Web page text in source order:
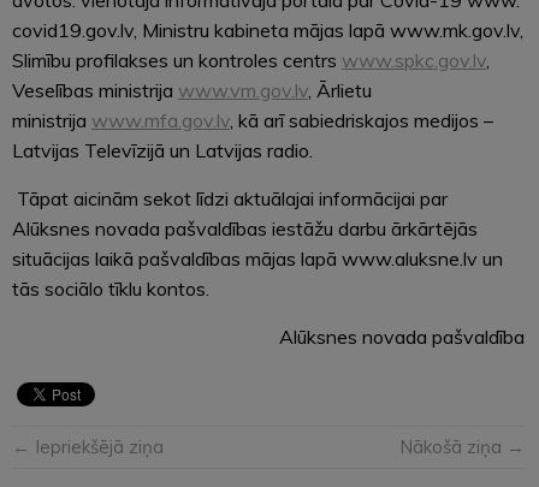
covid19.gov.lv, Ministru kabineta mājas lapā www.mk.gov.lv,
Slimību profilakses un kontroles centrs www.spkc.gov.lv
Veselības ministrija www.vm.gov.lv , Ārlietu
ministrija www.mfa.gov.lv , kā arī sabiedriskajos medijos –
Latvijas Televīzijā un Latvijas radio.
Tāpat aicinām sekot līdzi aktuālajai informācijai par
Alūksnes novada pašvaldības iestāžu darbu ārkārtējās
situācijas laikā pašvaldības mājas lapā www.aluksne.lv un
tās sociālo tīklu kontos.
Alūksnes novada pašvaldība
← Iepriekšējā ziņa Nākošā ziņa →